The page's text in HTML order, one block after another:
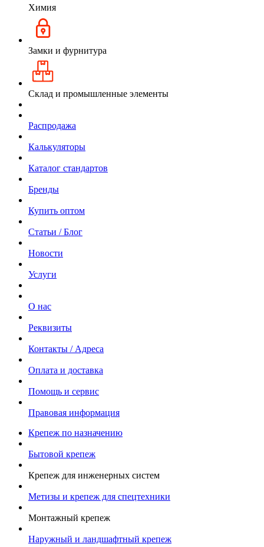
Химия
Замки и фурнитура
Склад и промышленные элементы
Распродажа
Калькуляторы
Каталог стандартов
Бренды
Купить оптом
Статьи / Блог
Новости
Услуги
О нас
Реквизиты
Контакты / Адреса
Оплата и доставка
Помощь и сервис
Правовая информация
Крепеж по назначению
Бытовой крепеж
Крепеж для инженерных систем
Метизы и крепеж для спецтехники
Монтажный крепеж
Наружный и ландшафтный крепеж